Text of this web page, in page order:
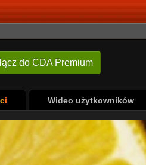
Wideo użytkowników